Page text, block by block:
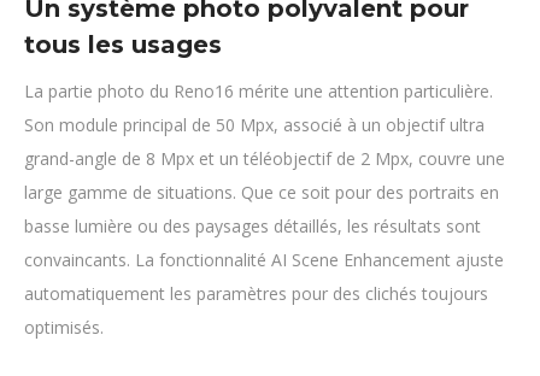
Un système photo polyvalent pour
tous les usages
La partie photo du Reno16 mérite une attention particulière.
Son module principal de 50 Mpx, associé à un objectif ultra
grand-angle de 8 Mpx et un téléobjectif de 2 Mpx, couvre une
large gamme de situations. Que ce soit pour des portraits en
basse lumière ou des paysages détaillés, les résultats sont
convaincants. La fonctionnalité AI Scene Enhancement ajuste
automatiquement les paramètres pour des clichés toujours
optimisés.